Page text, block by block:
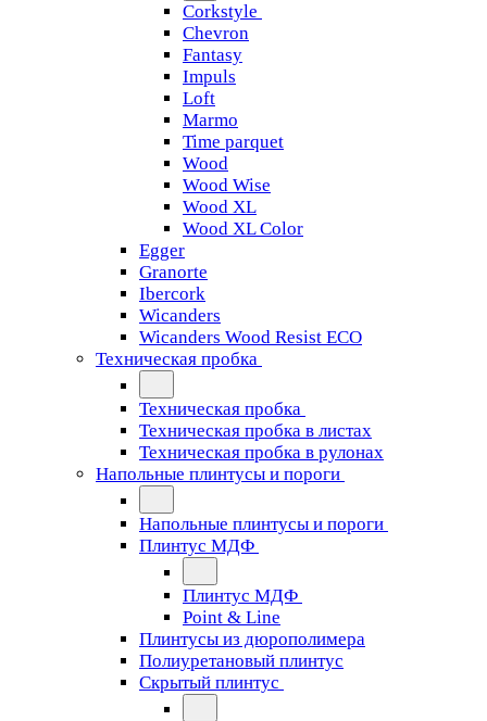
Corkstyle
Chevron
Fantasy
Impuls
Loft
Marmo
Time parquet
Wood
Wood Wise
Wood XL
Wood XL Color
Egger
Granorte
Ibercork
Wicanders
Wicanders Wood Resist ECO
Техническая пробка
Техническая пробка
Техническая пробка в листах
Техническая пробка в рулонах
Напольные плинтусы и пороги
Напольные плинтусы и пороги
Плинтус МДФ
Плинтус МДФ
Point & Line
Плинтусы из дюрополимера
Полиуретановый плинтус
Скрытый плинтус